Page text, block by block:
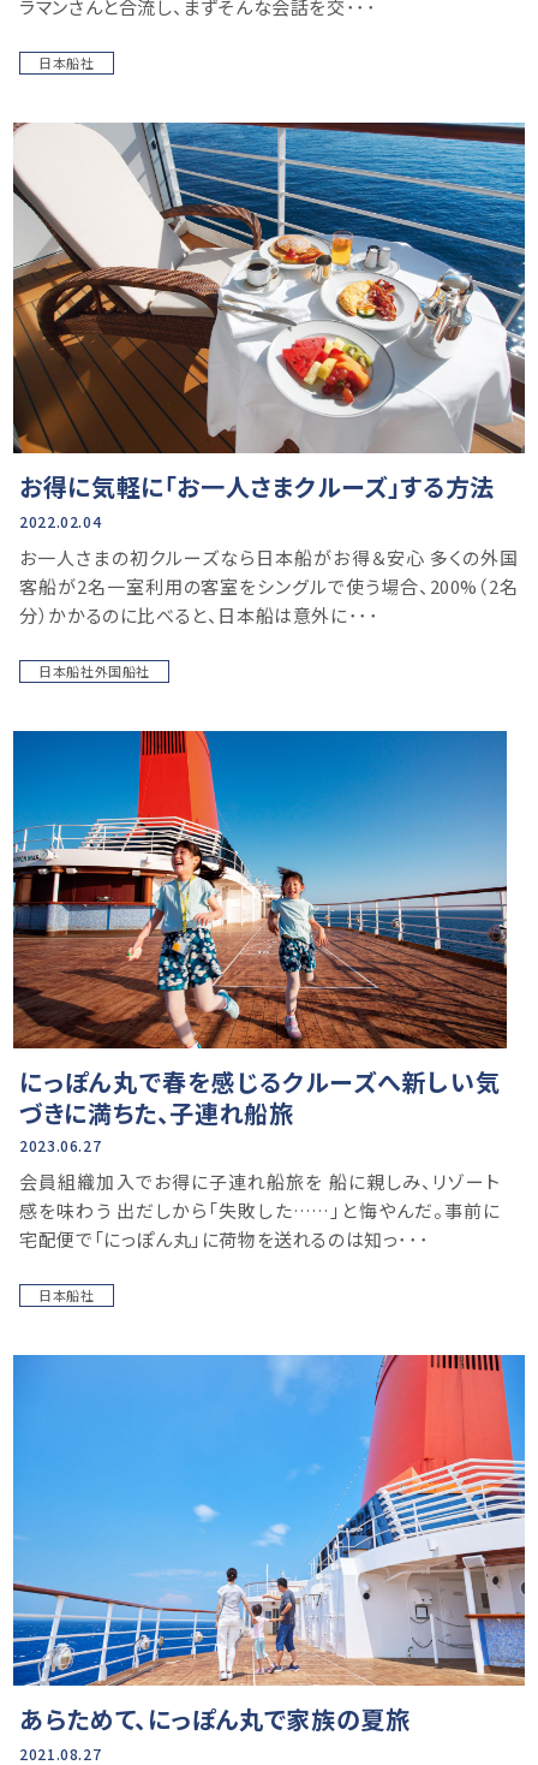
ラマンさんと合流し、まずそんな会話を交･･･
日本船社
お得に気軽に「お一人さまクルーズ」する方法
2022.02.04
お一人さまの初クルーズなら日本船がお得＆安心 多くの外国
客船が2名一室利用の客室をシングルで使う場合、200%（2名
分）かかるのに比べると、日本船は意外に･･･
日本船社外国船社
にっぽん丸で春を感じるクルーズへ新しい気
づきに満ちた、子連れ船旅
2023.06.27
会員組織加入でお得に子連れ船旅を 船に親しみ、リゾート
感を味わう 出だしから「失敗した……」と悔やんだ。事前に
宅配便で「にっぽん丸」に荷物を送れるのは知っ･･･
日本船社
あらためて、にっぽん丸で家族の夏旅
2021.08.27